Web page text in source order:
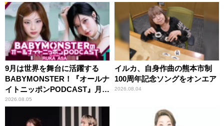
9月は世界を舞台に活躍する
BABYMONSTER！『オールナ
イトニッポンPODCAST』月替
わりパーソナリティ
2026.08.05
イルカ、自身作曲の熊本市制
100周年記念ソングをオンエア
2026.08.04